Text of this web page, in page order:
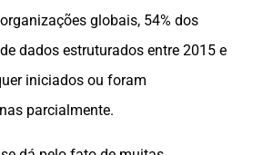
globais, 54% dos
dados estruturados entre 2015 e
iniciados ou foram
parcialmente.